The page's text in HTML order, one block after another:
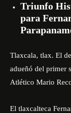
Triunfo
para
Tlaxcala, tlax. El
adueñó del primer
Atlético Mario
El tlaxcalteca